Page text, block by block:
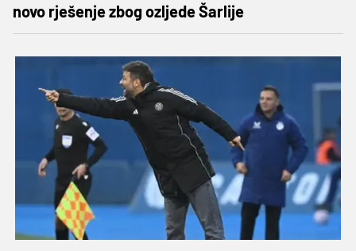
novo rješenje zbog ozljede Šarlije